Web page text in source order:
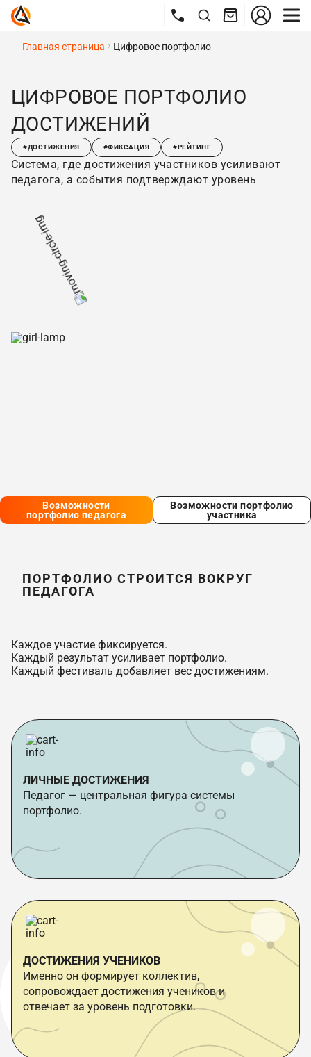
Главная страница Цифровое портфолио
ЦИФРОВОЕ ПОРТФОЛИО
ДОСТИЖЕНИЙ
#ДОСТИЖЕНИЯ #ФИКСАЦИЯ #РЕЙТИНГ
Система, где достижения участников усиливают
педагога, а события подтверждают уровень
Возможности
портфолио педагога
Возможности портфолио
участника
ПОРТФОЛИО СТРОИТСЯ ВОКРУГ
ПЕДАГОГА
Каждое участие фиксируется.
Каждый результат усиливает портфолио.
Каждый фестиваль добавляет вес достижениям.
ЛИЧНЫЕ ДОСТИЖЕНИЯ
Педагог — центральная фигура системы
портфолио.
ДОСТИЖЕНИЯ УЧЕНИКОВ
Именно он формирует коллектив,
сопровождает достижения учеников и
отвечает за уровень подготовки.